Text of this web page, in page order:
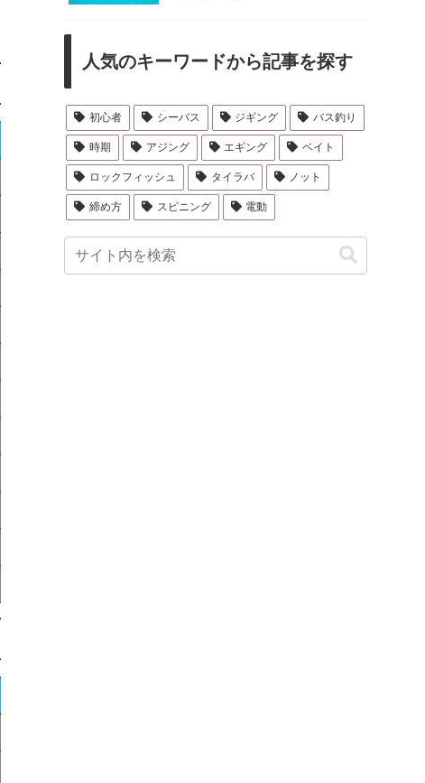
人気のキーワードから記事を探す
初心者 シーバス ジギング バス釣り
時期 アジング エギング ベイト
ロックフィッシュ タイラバ ノット
締め方 スピニング 電動